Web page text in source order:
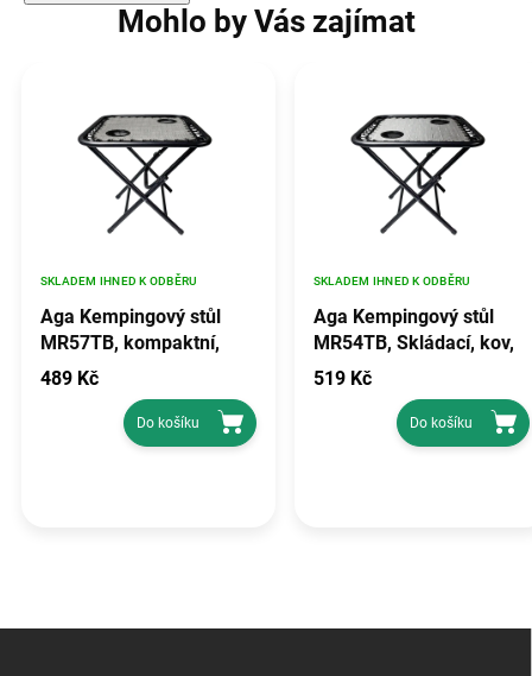
Mohlo by Vás zajímat
Aga Kempingový stůl
MR57TB, kompaktní,
kovový, Odstíny šedé,
50x50x50 cm
SKLADEM IHNED K ODBĚRU
489 Kč
Do košíku
Aga Kempingový stůl
MR54TB, Skládací, kov,
Odstíny šedé, 50x50x50
SKLADEM IHNED K ODBĚRU
519 Kč
Do košíku